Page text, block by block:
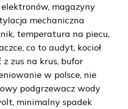
magazyny
mechaniczna
temperatura na piecu,
co to audyt, kocioł
z zus na krus, bufor
w polsce, nie
podgrzewacz wody
minimalny spadek